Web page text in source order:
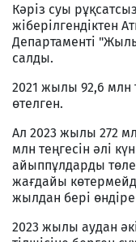
Кәріз суы
жіберілгендіктен
Департаменті
салды.
2021 жылы 92,6 млн
өтелген.
Ал 2023 жылы 272
млн теңгесін әлі
айыппұлдарды
жағдайы
жылдан бері
2023 жылы аудан